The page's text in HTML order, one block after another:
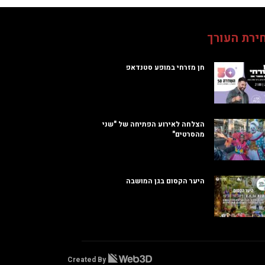
העורך
חן מזרחי במופע סטנדאפ
הצלחה לאירוע הפתיחה של "שני
מהסרטים"
היער הקסום בגן המושבה
Created By